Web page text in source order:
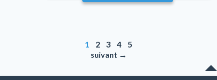
1 2 3 4 5
suivant →